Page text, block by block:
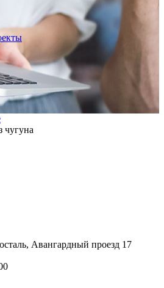
чугуна
Авангардный проезд 17